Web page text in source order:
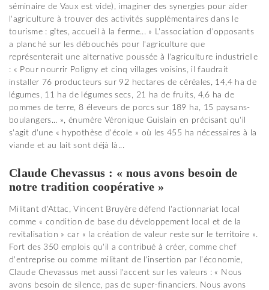
séminaire de Vaux est vide), imaginer des synergies pour aider
l'agriculture à trouver des activités supplémentaires dans le
tourisme : gîtes, accueil à la ferme... » L'association d'opposants
a planché sur les débouchés pour l'agriculture que
représenterait une alternative poussée à l'agriculture industrielle
: « Pour nourrir Poligny et cinq villages voisins, il faudrait
installer 76 producteurs sur 92 hectares de céréales, 14,4 ha de
légumes, 11 ha de légumes secs, 21 ha de fruits, 4,6 ha de
pommes de terre, 8 éleveurs de porcs sur 189 ha, 15 paysans-
boulangers... », énumère Véronique Guislain en précisant qu'il
s'agit d'une « hypothèse d'école » où les 455 ha nécessaires à la
viande et au lait sont déjà là...
Claude Chevassus : « nous avons besoin de
notre tradition coopérative »
Militant d'Attac, Vincent Bruyère défend l'actionnariat local
comme « condition de base du développement local et de la
revitalisation » car « la création de valeur reste sur le territoire ».
Fort des 350 emplois qu'il a contribué à créer, comme chef
d'entreprise ou comme militant de l'insertion par l'économie,
Claude Chevassus met aussi l'accent sur les valeurs : « Nous
avons besoin de silence, pas de super-financiers. Nous avons